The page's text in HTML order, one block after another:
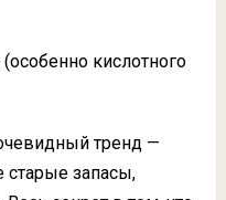
кислотного
тренд —
старые запасы,